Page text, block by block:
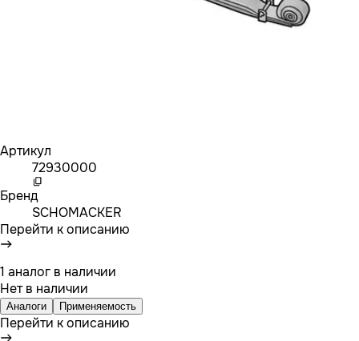
Артикул
72930000
Бренд
SCHOMACKER
Перейти к описанию
1 аналог в наличии
Нет в наличии
Аналоги Применяемость
Перейти к описанию